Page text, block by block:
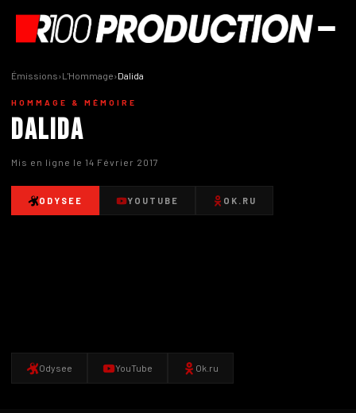
Émissions›L'Hommage›Dalida
HOMMAGE & MÉMOIRE
Dalida
Mis en ligne le 14 Février 2017
ODYSEE YOUTUBE OK.RU
Odysee YouTube Ok.ru